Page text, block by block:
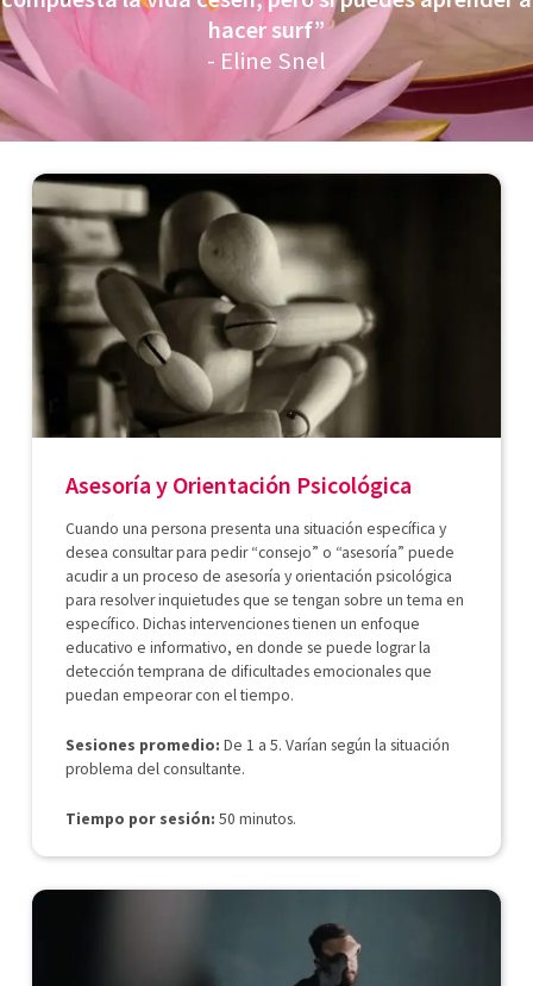
hacer surf”
- Eline Snel
Asesoría y Orientación Psicológica
Cuando una persona presenta una situación específica y
desea consultar para pedir “consejo” o “asesoría” puede
acudir a un proceso de asesoría y orientación psicológica
para resolver inquietudes que se tengan sobre un tema en
específico. Dichas intervenciones tienen un enfoque
educativo e informativo, en donde se puede lograr la
detección temprana de dificultades emocionales que
puedan empeorar con el tiempo.
Sesiones promedio: De 1 a 5. Varían según la situación
problema del consultante.
Tiempo por sesión: 50 minutos.